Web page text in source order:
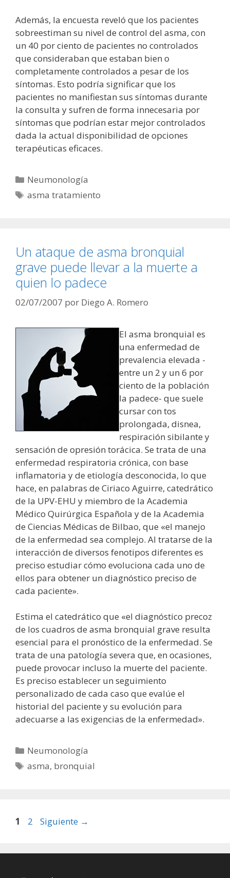
Además, la encuesta reveló que los pacientes
sobreestiman su nivel de control del asma, con
un 40 por ciento de pacientes no controlados
que consideraban que estaban bien o
completamente controlados a pesar de los
síntomas. Esto podría significar que los
pacientes no manifiestan sus síntomas durante
la consulta y sufren de forma innecesaria por
síntomas que podrían estar mejor controlados
dada la actual disponibilidad de opciones
terapéuticas eficaces.
Categorías
Neumonología
Etiquetas
asma tratamiento
Un ataque de asma bronquial
grave puede llevar a la muerte a
quien lo padece
02/07/2007 por Diego A. Romero
El asma bronquial es
una enfermedad de
prevalencia elevada -
entre un 2 y un 6 por
ciento de la población
la padece- que suele
cursar con tos
prolongada, disnea,
respiración sibilante y
sensación de opresión torácica. Se trata de una
enfermedad respiratoria crónica, con base
inflamatoria y de etiología desconocida, lo que
hace, en palabras de Ciriaco Aguirre, catedrático
de la UPV-EHU y miembro de la Academia
Médico Quirúrgica Española y de la Academia
de Ciencias Médicas de Bilbao, que «el manejo
de la enfermedad sea complejo. Al tratarse de la
interacción de diversos fenotipos diferentes es
preciso estudiar cómo evoluciona cada uno de
ellos para obtener un diagnóstico preciso de
cada paciente».
Estima el catedrático que «el diagnóstico precoz
de los cuadros de asma bronquial grave resulta
esencial para el pronóstico de la enfermedad. Se
trata de una patología severa que, en ocasiones,
puede provocar incluso la muerte del paciente.
Es preciso establecer un seguimiento
personalizado de cada caso que evalúe el
historial del paciente y su evolución para
adecuarse a las exigencias de la enfermedad».
Categorías
Neumonología
Etiquetas
asma, bronquial
Página
1 Página
2 Siguiente →